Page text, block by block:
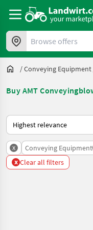
Browse offers
/Conveying Equipment
Buy AMT
This is how sorting
x Conveying Equipment
x Clear all filters